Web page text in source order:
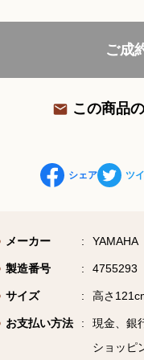
お問
受付時間
大阪・本町のピアノ専
〒541-0057
ご成
この商品
シェア ツ
メーカー YAMAHA
製造番号 4755293
サイズ 高さ
お支払い方法
現金、銀
ショッピ